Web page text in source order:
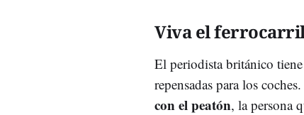
Viva el
El periodista británico
repensadas para los
con el peatón, la persona